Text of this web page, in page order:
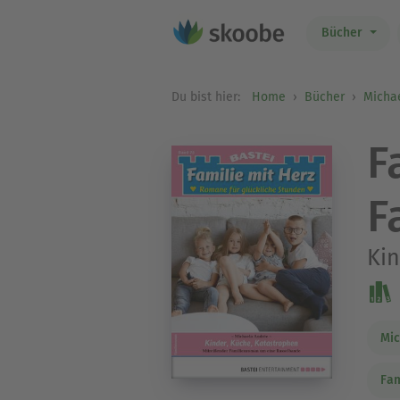
Bücher
Du bist hier: Home Bücher